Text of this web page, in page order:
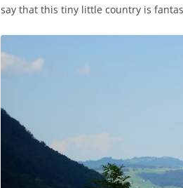
say that this tiny little country is